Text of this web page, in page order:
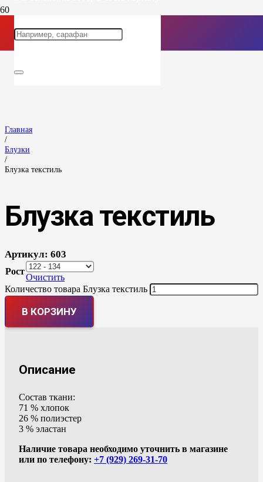
Главная
/
Блузки
/
Блузка текстиль
Блузка текстиль
Артикул: 603
Рост
Очистить
Количество товара Блузка текстиль
В КОРЗИНУ
Описание
Состав ткани:
71 % хлопок
26 % полиэстер
3 % эластан
Наличие товара необходимо уточнить в магазине
или по телефону: +7 (929) 269-31-70